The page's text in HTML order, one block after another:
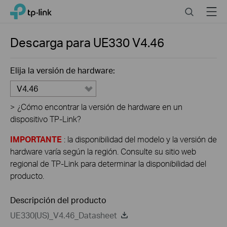
Click
navigation
TP-Link, Reliably Smart SearchMenu
Descarga para UE330V4.46
Elija la versión de hardware:
V4.46
> ¿Cómo encontrar la versión de hardware en un
dispositivo TP-Link?
IMPORTANTE : la disponibilidad del modelo y la versión de
hardware varía según la región. Consulte su sitio web
regional de TP-Link para determinar la disponibilidad del
producto.
Descripción del producto
UE330(US)_V4.46_Datasheet